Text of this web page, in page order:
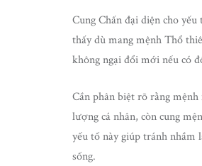
Cung Chấn đại diện cho
thấy dù mang mệnh Thổ
không ngại đổi mới nếu có
Cần phân biệt rõ rằng
lượng cá nhân, còn cung
yếu tố này giúp tránh nhầm
sống.